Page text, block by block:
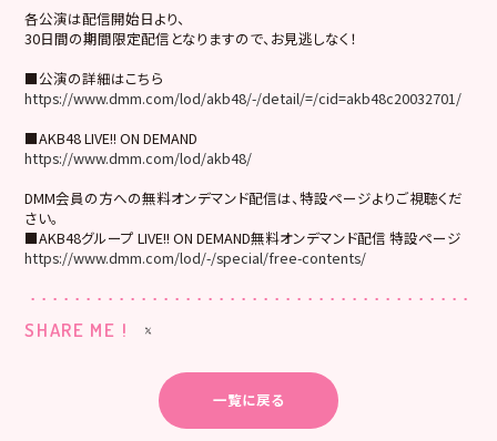
各公演は配信開始日より、
30日間の期間限定配信となりますので、お見逃しなく！
■公演の詳細はこちら
https://www.dmm.com/lod/akb48/-/detail/=/cid=akb48c20032701/
■AKB48 LIVE!! ON DEMAND
https://www.dmm.com/lod/akb48/
DMM会員の方への無料オンデマンド配信は、特設ページよりご視聴くだ
さい。
■AKB48グループ LIVE!! ON DEMAND無料オンデマンド配信 特設ページ
https://www.dmm.com/lod/-/special/free-contents/
SHARE ME !
一覧に戻る